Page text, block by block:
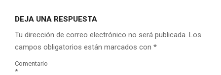
DEJA UNA RESPUESTA
Tu dirección de correo electrónico no será publicada. Los
campos obligatorios están marcados con *
Comentario
*